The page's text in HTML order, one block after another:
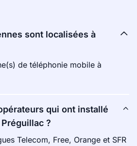
sont localisées à
de téléphonie mobile à
qui ont installé
?
Telecom, Free, Orange et SFR